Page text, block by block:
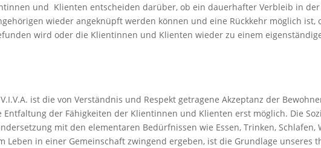
und Klienten entscheiden darüber, ob ein dauerhafter Verbleib in
wieder angeknüpft werden können und eine Rückkehr möglich ist,
wird oder die Klientinnen und Klienten wieder zu einem
ist die von Verständnis und Respekt getragene Akzeptanz der
der Fähigkeiten der Klientinnen und Klienten erst möglich. Die
mit den elementaren Bedürfnissen wie Essen, Trinken, Schlafen,
Leben in einer Gemeinschaft zwingend ergeben, ist die Grundlage unseres